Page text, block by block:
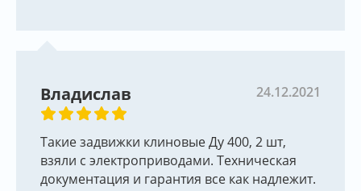
под заказ. На задвижки клиновые серии 11А
является лучшей в Украине.
Задвижки чугунные клиновые для ПВХ труб
производства СМО Испания
Владислав 24.12.2021
Такие задвижки клиновые Ду 400, 2 шт,
взяли с электроприводами. Техническая
документация и гарантия все как надлежит.